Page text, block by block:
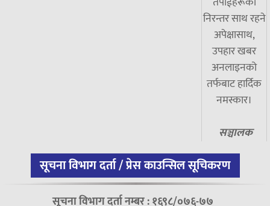
निरन्तर साथ रहने
अपेक्षासाथ,
उपहार खबर
अनलाइनको
तर्फबाट हार्दिक
नमस्कार।
सञ्चालक
सूचना विभाग दर्ता / प्रेस काउन्सिल सूचिकरण
सूचना विभाग दर्ता नम्बर : १६९८/०७६-७७